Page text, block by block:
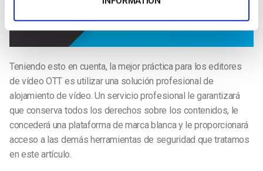
Teniendo esto en cuenta, la mejor práctica para los editores
de vídeo OTT es utilizar una solución profesional de
alojamiento de vídeo. Un servicio profesional le garantizará
que conserva todos los derechos sobre los contenidos, le
concederá una plataforma de marca blanca y le proporcionará
acceso a las demás herramientas de seguridad que tratamos
en este artículo.